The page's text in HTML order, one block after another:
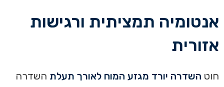
אנטומיה תמציתית ורגישות
אזורית
חוט השדרה יורד מגזע המוח לאורך תעלת השדרה